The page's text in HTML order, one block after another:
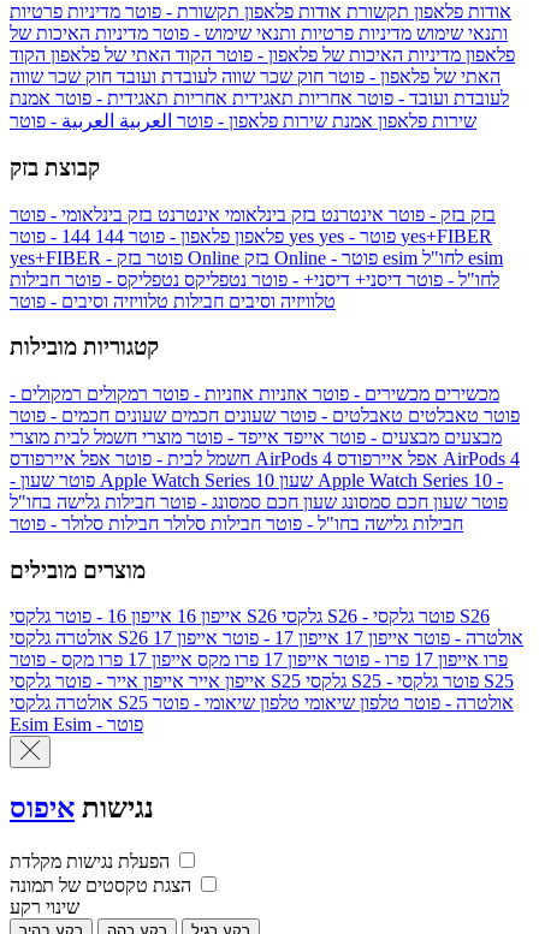
אודות פלאפון תקשורת אודות פלאפון תקשורת - פוטר מדיניות פרטיות
ותנאי שימוש מדיניות פרטיות ותנאי שימוש - פוטר מדיניות האיכות של
פלאפון מדיניות האיכות של פלאפון - פוטר הקוד האתי של פלאפון הקוד
האתי של פלאפון - פוטר חוק שכר שווה לעובדת ועובד חוק שכר שווה
לעובדת ועובד - פוטר אחריות תאגידית אחריות תאגידית - פוטר אמנת
שירות פלאפון אמנת שירות פלאפון - פוטר العربية العربية - פוטר
קבוצת בזק
בזק בזק - פוטר אינטרנט בזק בינלאומי אינטרנט בזק בינלאומי - פוטר
פלאפון פלאפון - פוטר 144 yes
yes+FIBER
yes+FIBER - פוטר בזק Online
esim
לחו"ל - פוטר דיסני+ דיסני+ - פוטר נטפליקס נטפליקס - פוטר חבילות
טלוויזיה וסיבים חבילות טלוויזיה וסיבים - פוטר
קטגוריות מובילות
מכשירים מכשירים - פוטר אוזניות אוזניות - פוטר רמקולים רמקולים -
פוטר טאבלטים טאבלטים - פוטר שעונים חכמים שעונים חכמים - פוטר
מבצעים מבצעים - פוטר אייפד אייפד - פוטר מוצרי חשמל לבית מוצרי
חשמל לבית - פוטר אפל איירפודס AirPods 4 אפל איירפודס AirPods 4
- פוטר שעון Apple Watch Series 10 שעון Apple Watch Series 10 -
פוטר שעון חכם סמסונג שעון חכם סמסונג - פוטר חבילות גלישה בחו"ל
חבילות גלישה בחו"ל - פוטר חבילות סלולר חבילות סלולר - פוטר
מוצרים מובילים
אייפון 16 אייפון 16 - פוטר גלקסי S26 גלקסי S26 - פוטר גלקסי S26
אולטרה
גלקסי S26 אולטרה - פוטר אייפון 17 אייפון 17 - פוטר
אייפון 17
פרו אייפון 17 פרו - פוטר אייפון 17 פרו מקס
אייפון 17 פרו מקס - פוטר
אייפון אייר אייפון אייר - פוטר גלקסי S25 גלקסי S25 - פוטר גלקסי S25
אולטרה
גלקסי S25 אולטרה - פוטר טלפון שיאומי טלפון שיאומי - פוטר
Esim
Esim - פוטר
נגישות איפוס
הפעלת נגישות מקלדת
הצגת טקסטים של תמונה
שינוי רקע